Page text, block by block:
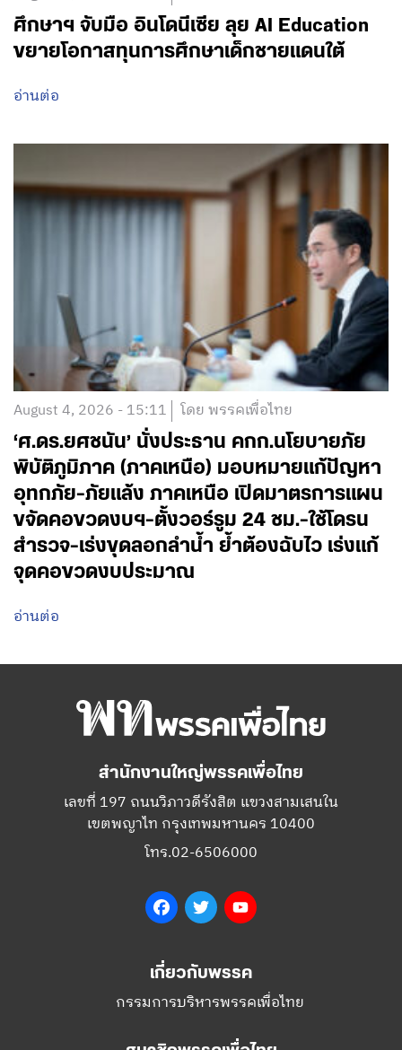
ศึกษาฯ จับมือ อินโดนีเซีย ลุย AI Education
ขยายโอกาสทุนการศึกษาเด็กชายแดนใต้
อ่านต่อ
August 4, 2026 - 15:11 โดย พรรคเพื่อไทย
‘ศ.ดร.ยศชนัน’ นั่งประธาน คกก.นโยบายภัย
พิบัติภูมิภาค (ภาคเหนือ) มอบหมายแก้ปัญหา
อุทกภัย-ภัยแล้ง ภาคเหนือ เปิดมาตรการแผน
ขจัดคอขวดงบฯ-ตั้งวอร์รูม 24 ชม.-ใช้โดรน
สำรวจ-เร่งขุดลอกลำน้ำ ย้ำต้องฉับไว เร่งแก้
จุดคอขวดงบประมาณ
อ่านต่อ
สำนักงานใหญ่พรรคเพื่อไทย
เลขที่ 197 ถนนวิภาวดีรังสิต แขวงสามเสนใน
เขตพญาไท กรุงเทพมหานคร 10400
โทร.02-6506000
FacebookTwitter
เกี่ยวกับพรรค
กรรมการบริหารพรรคเพื่อไทย